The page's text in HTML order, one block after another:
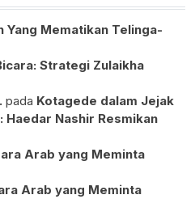
Yang Mematikan Telinga-
Strategi Zulaikha
pada Kotagede dalam Jejak
Haedar Nashir Resmikan
Arab yang Meminta
Arab yang Meminta